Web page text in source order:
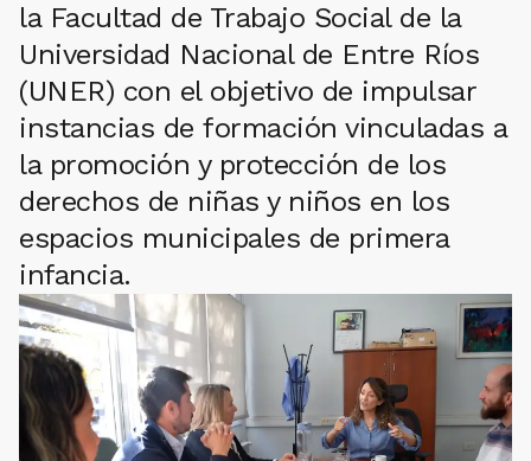
la Facultad de Trabajo Social de la
Universidad Nacional de Entre Ríos
(UNER) con el objetivo de impulsar
instancias de formación vinculadas a
la promoción y protección de los
derechos de niñas y niños en los
espacios municipales de primera
infancia.